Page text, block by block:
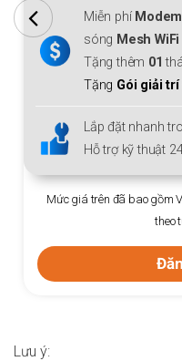
Miễn phí
sóng Mesh WiFi
Tặng thêm 01
Tặng Gói giải trí
Lắp đặt nhanh
Hỗ trợ kỹ thuật
Mức giá trên đã bao gồm
theo
Lưu ý: